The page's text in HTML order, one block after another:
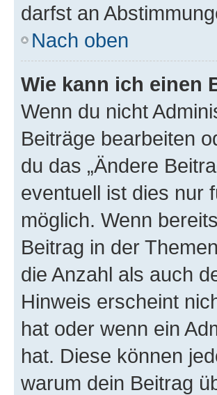
darfst an
Nach oben
Wie kann ich einen
Wenn du nicht
Beiträge bearbeiten
du das „Ändere
eventuell ist dies nur
möglich. Wenn
Beitrag in der
die Anzahl als auch
Hinweis erscheint
hat oder wenn ein
hat. Diese können
warum dein Beitrag